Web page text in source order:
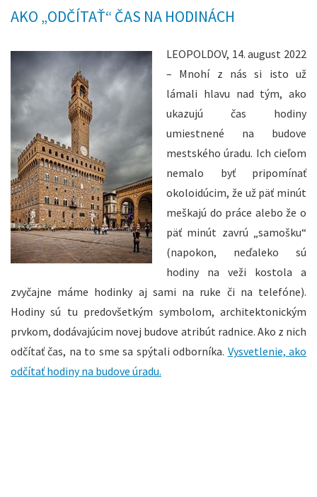
AKO „ODČÍTAŤ“ ČAS NA HODINÁCH
LEOPOLDOV, 14. august 2022
– Mnohí z nás si isto už
lámali hlavu nad tým, ako
ukazujú čas hodiny
umiestnené na budove
mestského úradu. Ich cieľom
nemalo byť pripomínať
okoloidúcim, že už päť minút
meškajú do práce alebo že o
päť minút zavrú „samošku“
(napokon, neďaleko sú
hodiny na veži kostola a
zvyčajne máme hodinky aj sami na ruke či na telefóne).
Hodiny sú tu predovšetkým symbolom, architektonickým
prvkom, dodávajúcim novej budove atribút radnice. Ako z nich
odčítať čas, na to sme sa spýtali odborníka. Vysvetlenie, ako
odčítať hodiny na budove úradu.